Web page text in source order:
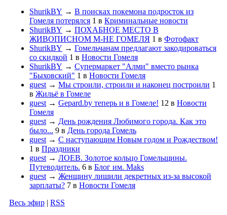
ShurikBY → В поисках покемона подросток из
Гомеля потерялся 1 в Криминальные новости
ShurikBY → ПОХАБНОЕ МЕСТО В
ЖИВОПИСНОМ М-НЕ ГОМЕЛЯ 1 в Фотофакт
ShurikBY → Гомельчанам предлагают закодироваться
со скидкой 1 в Новости Гомеля
ShurikBY → Супермаркет "Алми" вместо рынка
"Быховский" 1 в Новости Гомеля
guest → Мы строили, строили и наконец построили 1
в Жильё в Гомеле
guest → Gepard.by теперь и в Гомеле! 12 в Новости
Гомеля
guest → День рождения Любимого города. Как это
было... 9 в День города Гомель
guest → С наступающим Новым годом и Рождеством!
1 в Праздники
guest → ЛОЕВ. Золотое кольцо Гомельщины.
Путеводитель. 6 в Блог им. Maks
guest → Женщину лишили декретных из-за высокой
зарплаты? 7 в Новости Гомеля
Весь эфир | RSS